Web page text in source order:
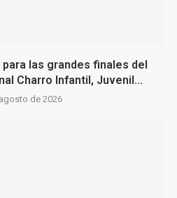
las grandes finales del
Charro Infantil, Juvenil...
de 2026